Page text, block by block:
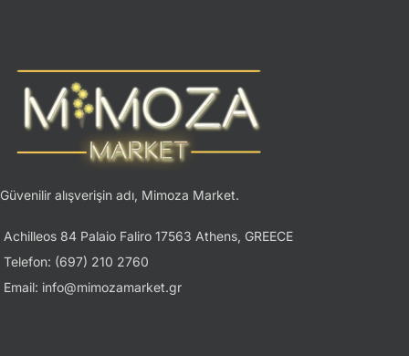
Güvenilir alışverişin adı, Mimoza Market.
Achilleos 84 Palaio Faliro 17563 Athens, GREECE
Telefon: (697) 210 2760
Email: info@mimozamarket.gr